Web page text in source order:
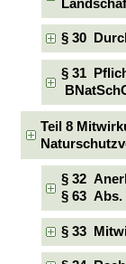
§ 30
§ 31
Teil 8
§ 32
§ 63 Abs.
§ 33